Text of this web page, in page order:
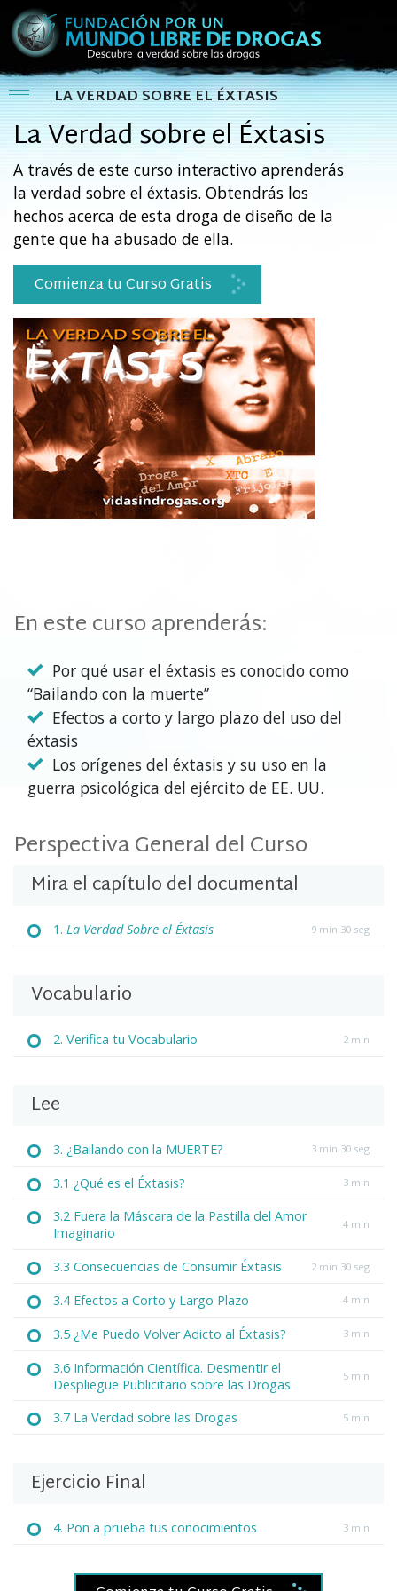
LA VERDAD SOBRE EL ÉXTASIS
La Verdad sobre el Éxtasis
A través de este curso interactivo aprenderás
la verdad sobre el éxtasis. Obtendrás los
hechos acerca de esta droga de diseño de la
gente que ha abusado de ella.
Comienza tu Curso Gratis
En este curso aprenderás:
Por qué usar el éxtasis es conocido como
“Bailando con la muerte”
Efectos a corto y largo plazo del uso del
éxtasis
Los orígenes del éxtasis y su uso en la
guerra psicológica del ejército de EE. UU.
Perspectiva General del Curso
Mira el capítulo del documental
1. La Verdad Sobre el Éxtasis 9 min 30 seg
Vocabulario
2. Verifica tu Vocabulario 2 min
Lee
3. ¿Bailando con la MUERTE? 3 min 30 seg
3.1 ¿Qué es el Éxtasis? 3 min
3.2 Fuera la Máscara de la Pastilla del Amor
Imaginario
4 min
3.3 Consecuencias de Consumir Éxtasis 2 min 30 seg
3.4 Efectos a Corto y Largo Plazo 4 min
3.5 ¿Me Puedo Volver Adicto al Éxtasis? 3 min
3.6 Información Científica. Desmentir el
Despliegue Publicitario sobre las Drogas
5 min
3.7 La Verdad sobre las Drogas 5 min
Ejercicio Final
4. Pon a prueba tus conocimientos 3 min